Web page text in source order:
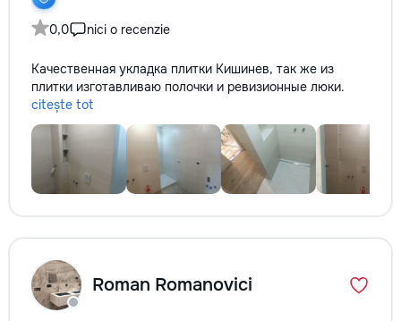
0,0 nici o recenzie
Качественная укладка плитки Кишинев, так же из
плитки изготавливаю полочки и ревизионные люки.
citește tot
Roman Romanovici